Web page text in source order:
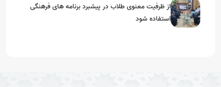
از ظرفیت معنوی طلاب در پیشبرد برنامه های فرهنگی
استفاده شود